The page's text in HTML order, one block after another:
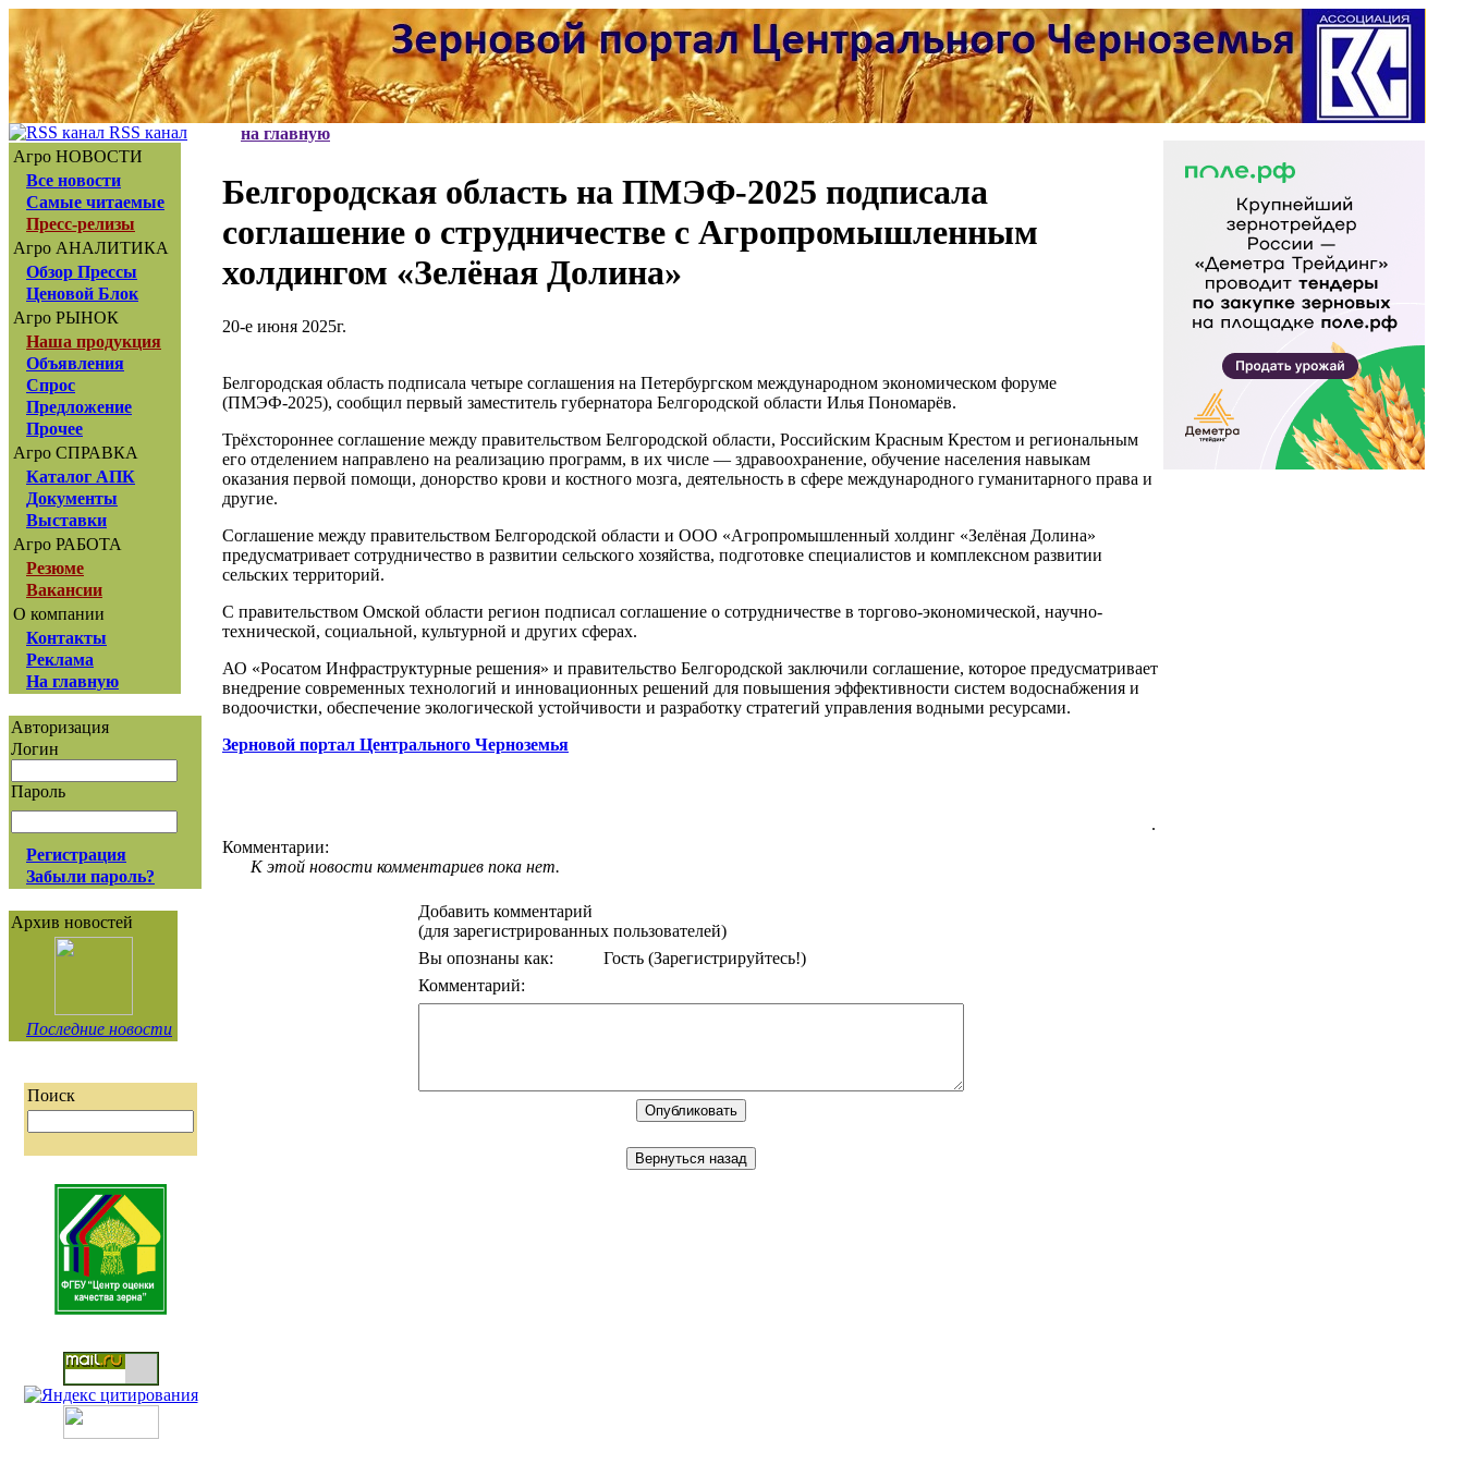
RSS канал
Агро НОВОСТИ
Все новости
Самые читаемые
Пресс-релизы
Агро АНАЛИТИКА
Обзор Прессы
Ценовой Блок
Агро РЫНОК
Наша продукция
Объявления
Спрос
Предложение
Прочее
Агро СПРАВКА
Каталог АПК
Документы
Выставки
Агро РАБОТА
Резюме
Вакансии
О компании
Контакты
Реклама
На главную
Авторизация
Логин
Пароль
Регистрация
Забыли пароль?
Архив новостей
Последние новости
Поиск
на главную
Белгородская область на ПМЭФ-2025 подписала
соглашение о струдничестве с Агропромышленным
холдингом «Зелёная Долина»
20-е июня 2025г.
Белгородская область подписала четыре соглашения на Петербургском международном экономическом форуме
(ПМЭФ-2025), сообщил первый заместитель губернатора Белгородской области Илья Пономарёв.
Трёхстороннее соглашение между правительством Белгородской области, Российским Красным Крестом и региональным
его отделением направлено на реализацию программ, в их числе — здравоохранение, обучение населения навыкам
оказания первой помощи, донорство крови и костного мозга, деятельность в сфере международного гуманитарного права и
другие.
Соглашение между правительством Белгородской области и ООО «Агропромышленный холдинг «Зелёная Долина»
предусматривает сотрудничество в развитии сельского хозяйства, подготовке специалистов и комплексном развитии
сельских территорий.
С правительством Омской области регион подписал соглашение о сотрудничестве в торгово-экономической, научно-
технической, социальной, культурной и других сферах.
АО «Росатом Инфраструктурные решения» и правительство Белгородской заключили соглашение, которое предусматривает
внедрение современных технологий и инновационных решений для повышения эффективности систем водоснабжения и
водоочистки, обеспечение экологической устойчивости и разработку стратегий управления водными ресурсами.
Зерновой портал Центрального Черноземья
.
Комментарии:
К этой новости комментариев пока нет.
Добавить комментарий
(для зарегистрированных пользователей)
Вы опознаны как:
Гость (Зарегистрируйтесь!)
Комментарий: